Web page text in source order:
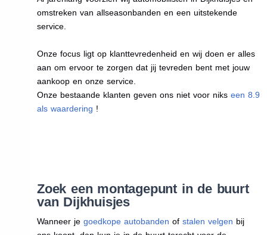
omstreken van allseasonbanden en een uitstekende
service.
Onze focus ligt op klanttevredenheid en wij doen er alles
aan om ervoor te zorgen dat jij tevreden bent met jouw
aankoop en onze service.
Onze bestaande klanten geven ons niet voor niks een 8.9
als waardering !
Zoek een montagepunt in de buurt
van Dijkhuisjes
Wanneer je goedkope autobanden of stalen velgen bij